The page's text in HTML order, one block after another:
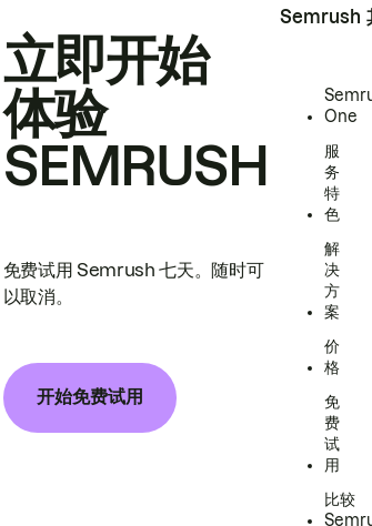
立即开始
体验
SEMRUSH
免费试用 Semrush 七天。随时可
以取消。
开始免费试用
Semrush
One
服
务
特
色
解
决
方
案
价
格
免
费
试
用
比较